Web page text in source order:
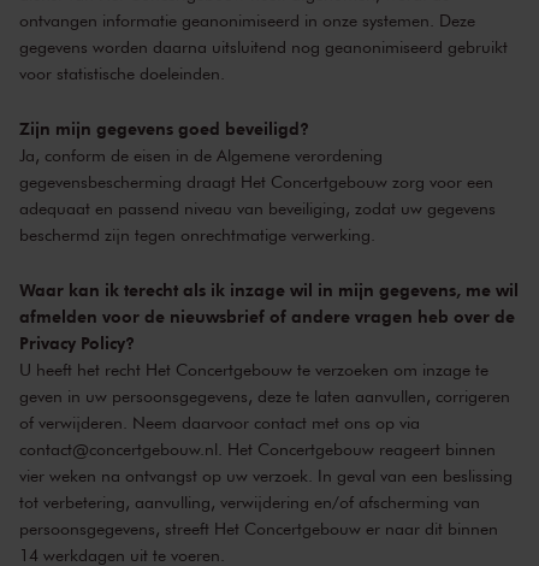
ontvangen informatie geanonimiseerd in onze systemen. Deze
gegevens worden daarna uitsluitend nog geanonimiseerd gebruikt
voor statistische doeleinden.
Zijn mijn gegevens goed beveiligd?
Ja, conform de eisen in de Algemene verordening
gegevensbescherming draagt Het Concertgebouw zorg voor een
adequaat en passend niveau van beveiliging, zodat uw gegevens
beschermd zijn tegen onrechtmatige verwerking.
Waar kan ik terecht als ik inzage wil in mijn gegevens, me wil
afmelden voor de nieuwsbrief of andere vragen heb over de
Privacy Policy?
U heeft het recht Het Concertgebouw te verzoeken om inzage te
geven in uw persoonsgegevens, deze te laten aanvullen, corrigeren
of verwijderen. Neem daarvoor contact met ons op via
contact@concertgebouw.nl . Het Concertgebouw reageert binnen
vier weken na ontvangst op uw verzoek. In geval van een beslissing
tot verbetering, aanvulling, verwijdering en/of afscherming van
persoonsgegevens, streeft Het Concertgebouw er naar dit binnen
14 werkdagen uit te voeren.